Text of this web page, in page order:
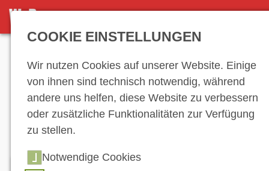
JOBMARKT
Stellenmarkt
COOKIE EINSTELLUNGEN
Wir nutzen Cookies auf unserer Website. Einige
von ihnen sind technisch notwendig, während
andere uns helfen, diese Website zu verbessern
oder zusätzliche Funktionalitäten zur Verfügung
zu stellen.
Notwendige Cookies